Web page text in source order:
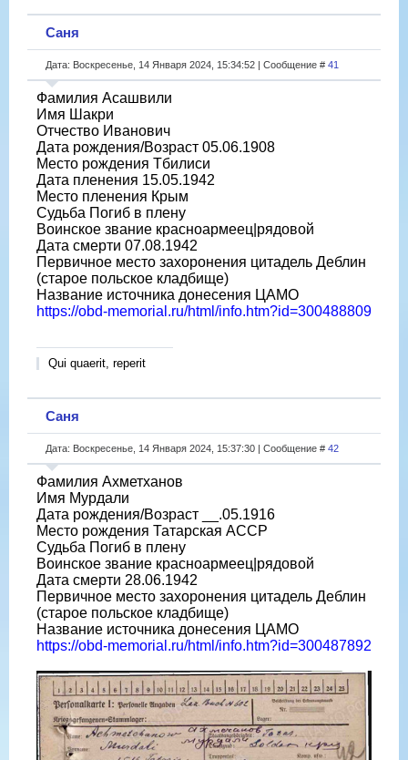
Саня
Дата: Воскресенье, 14 Января 2024, 15:34:52 | Сообщение # 41
Фамилия Асашвили
Имя Шакри
Отчество Иванович
Дата рождения/Возраст 05.06.1908
Место рождения Тбилиси
Дата пленения 15.05.1942
Место пленения Крым
Судьба Погиб в плену
Воинское звание красноармеец|рядовой
Дата смерти 07.08.1942
Первичное место захоронения цитадель Деблин
(старое польское кладбище)
Название источника донесения ЦАМО
https://obd-memorial.ru/html/info.htm?id=300488809
Qui quaerit, reperit
Саня
Дата: Воскресенье, 14 Января 2024, 15:37:30 | Сообщение # 42
Фамилия Ахметханов
Имя Мурдали
Дата рождения/Возраст __.05.1916
Место рождения Татарская АССР
Судьба Погиб в плену
Воинское звание красноармеец|рядовой
Дата смерти 28.06.1942
Первичное место захоронения цитадель Деблин
(старое польское кладбище)
Название источника донесения ЦАМО
https://obd-memorial.ru/html/info.htm?id=300487892